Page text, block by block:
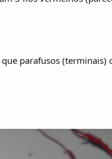
parafusos (terminais)